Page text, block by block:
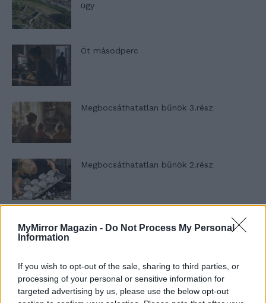
MyMirror Magazin - Do Not Process My Personal
Information
If you wish to opt-out of the sale, sharing to third parties, or
processing of your personal or sensitive information for
targeted advertising by us, please use the below opt-out
ügy
Öt másodperc
Megbocsáthatatlan bűnök 3.rész
Megbocsáthatatlan bűnök 2.rész
Szent Genovéva, a túlélő Franciaország
jelképe